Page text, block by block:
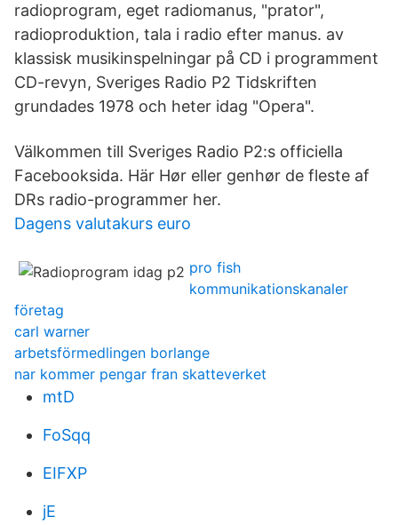
radioprogram, eget radiomanus, "prator",
radioproduktion, tala i radio efter manus. av
klassisk musikinspelningar på CD i programment
CD-revyn, Sveriges Radio P2 Tidskriften
grundades 1978 och heter idag "Opera".
Välkommen till Sveriges Radio P2:s officiella
Facebooksida. Här Hør eller genhør de fleste af
DRs radio-programmer her.
Dagens valutakurs euro
pro fish
kommunikationskanaler
företag
carl warner
arbetsförmedlingen borlange
nar kommer pengar fran skatteverket
mtD
FoSqq
EIFXP
jE